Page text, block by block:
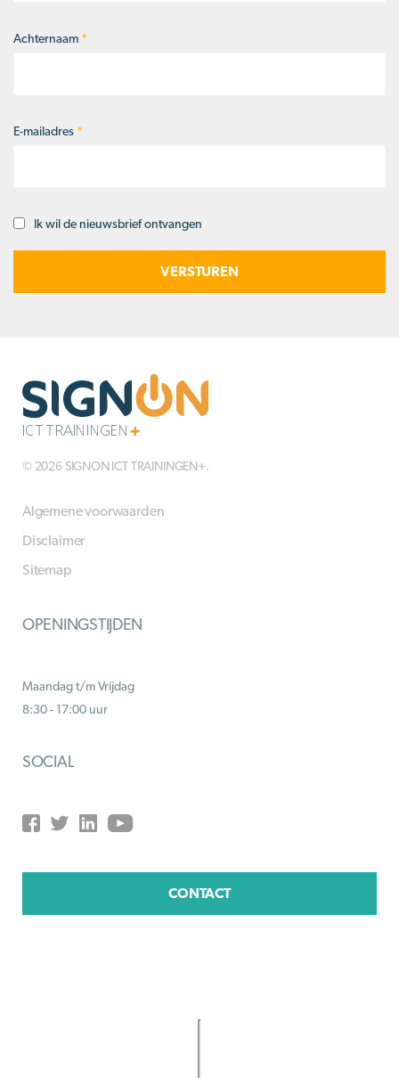
Achternaam *
E-mailadres *
Opt-Ik wil de nieuwsbrief ontvangen
© 2026 SIGNON ICT TRAININGEN+.
Algemene voorwaarden
Disclaimer
Sitemap
OPENINGSTIJDEN
Maandag t/m Vrijdag
8:30 - 17:00 uur
SOCIAL
CONTACT